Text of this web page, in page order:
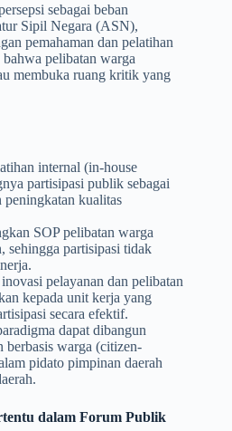
sebagai beban
Sipil Negara (ASN),
pemahaman dan pelatihan
pelibatan warga
membuka ruang kritik yang
internal (in-house
partisipasi publik sebagai
peningkatan kualitas
SOP pelibatan warga
sehingga partisipasi tidak
pelayanan dan pelibatan
kepada unit kerja yang
secara efektif.
dapat dibangun
berbasis warga (citizen-
pidato pimpinan daerah
dalam Forum Publik